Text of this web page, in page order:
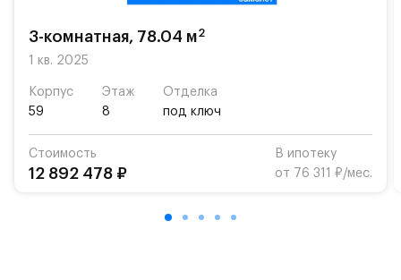
Для автомобилистов — закрытые озеленённые
парковки.
Территория квартала приватная, въезд
осуществляется по пропускам.#yan19-2r1536826#
3-комнатная, 78.04 м2
1 кв. 2025
Корпус
59
Этаж
8
Отделка
под ключ
Стоимость
12 892 478 ₽
В ипотеку
от 76 311 ₽/мес.